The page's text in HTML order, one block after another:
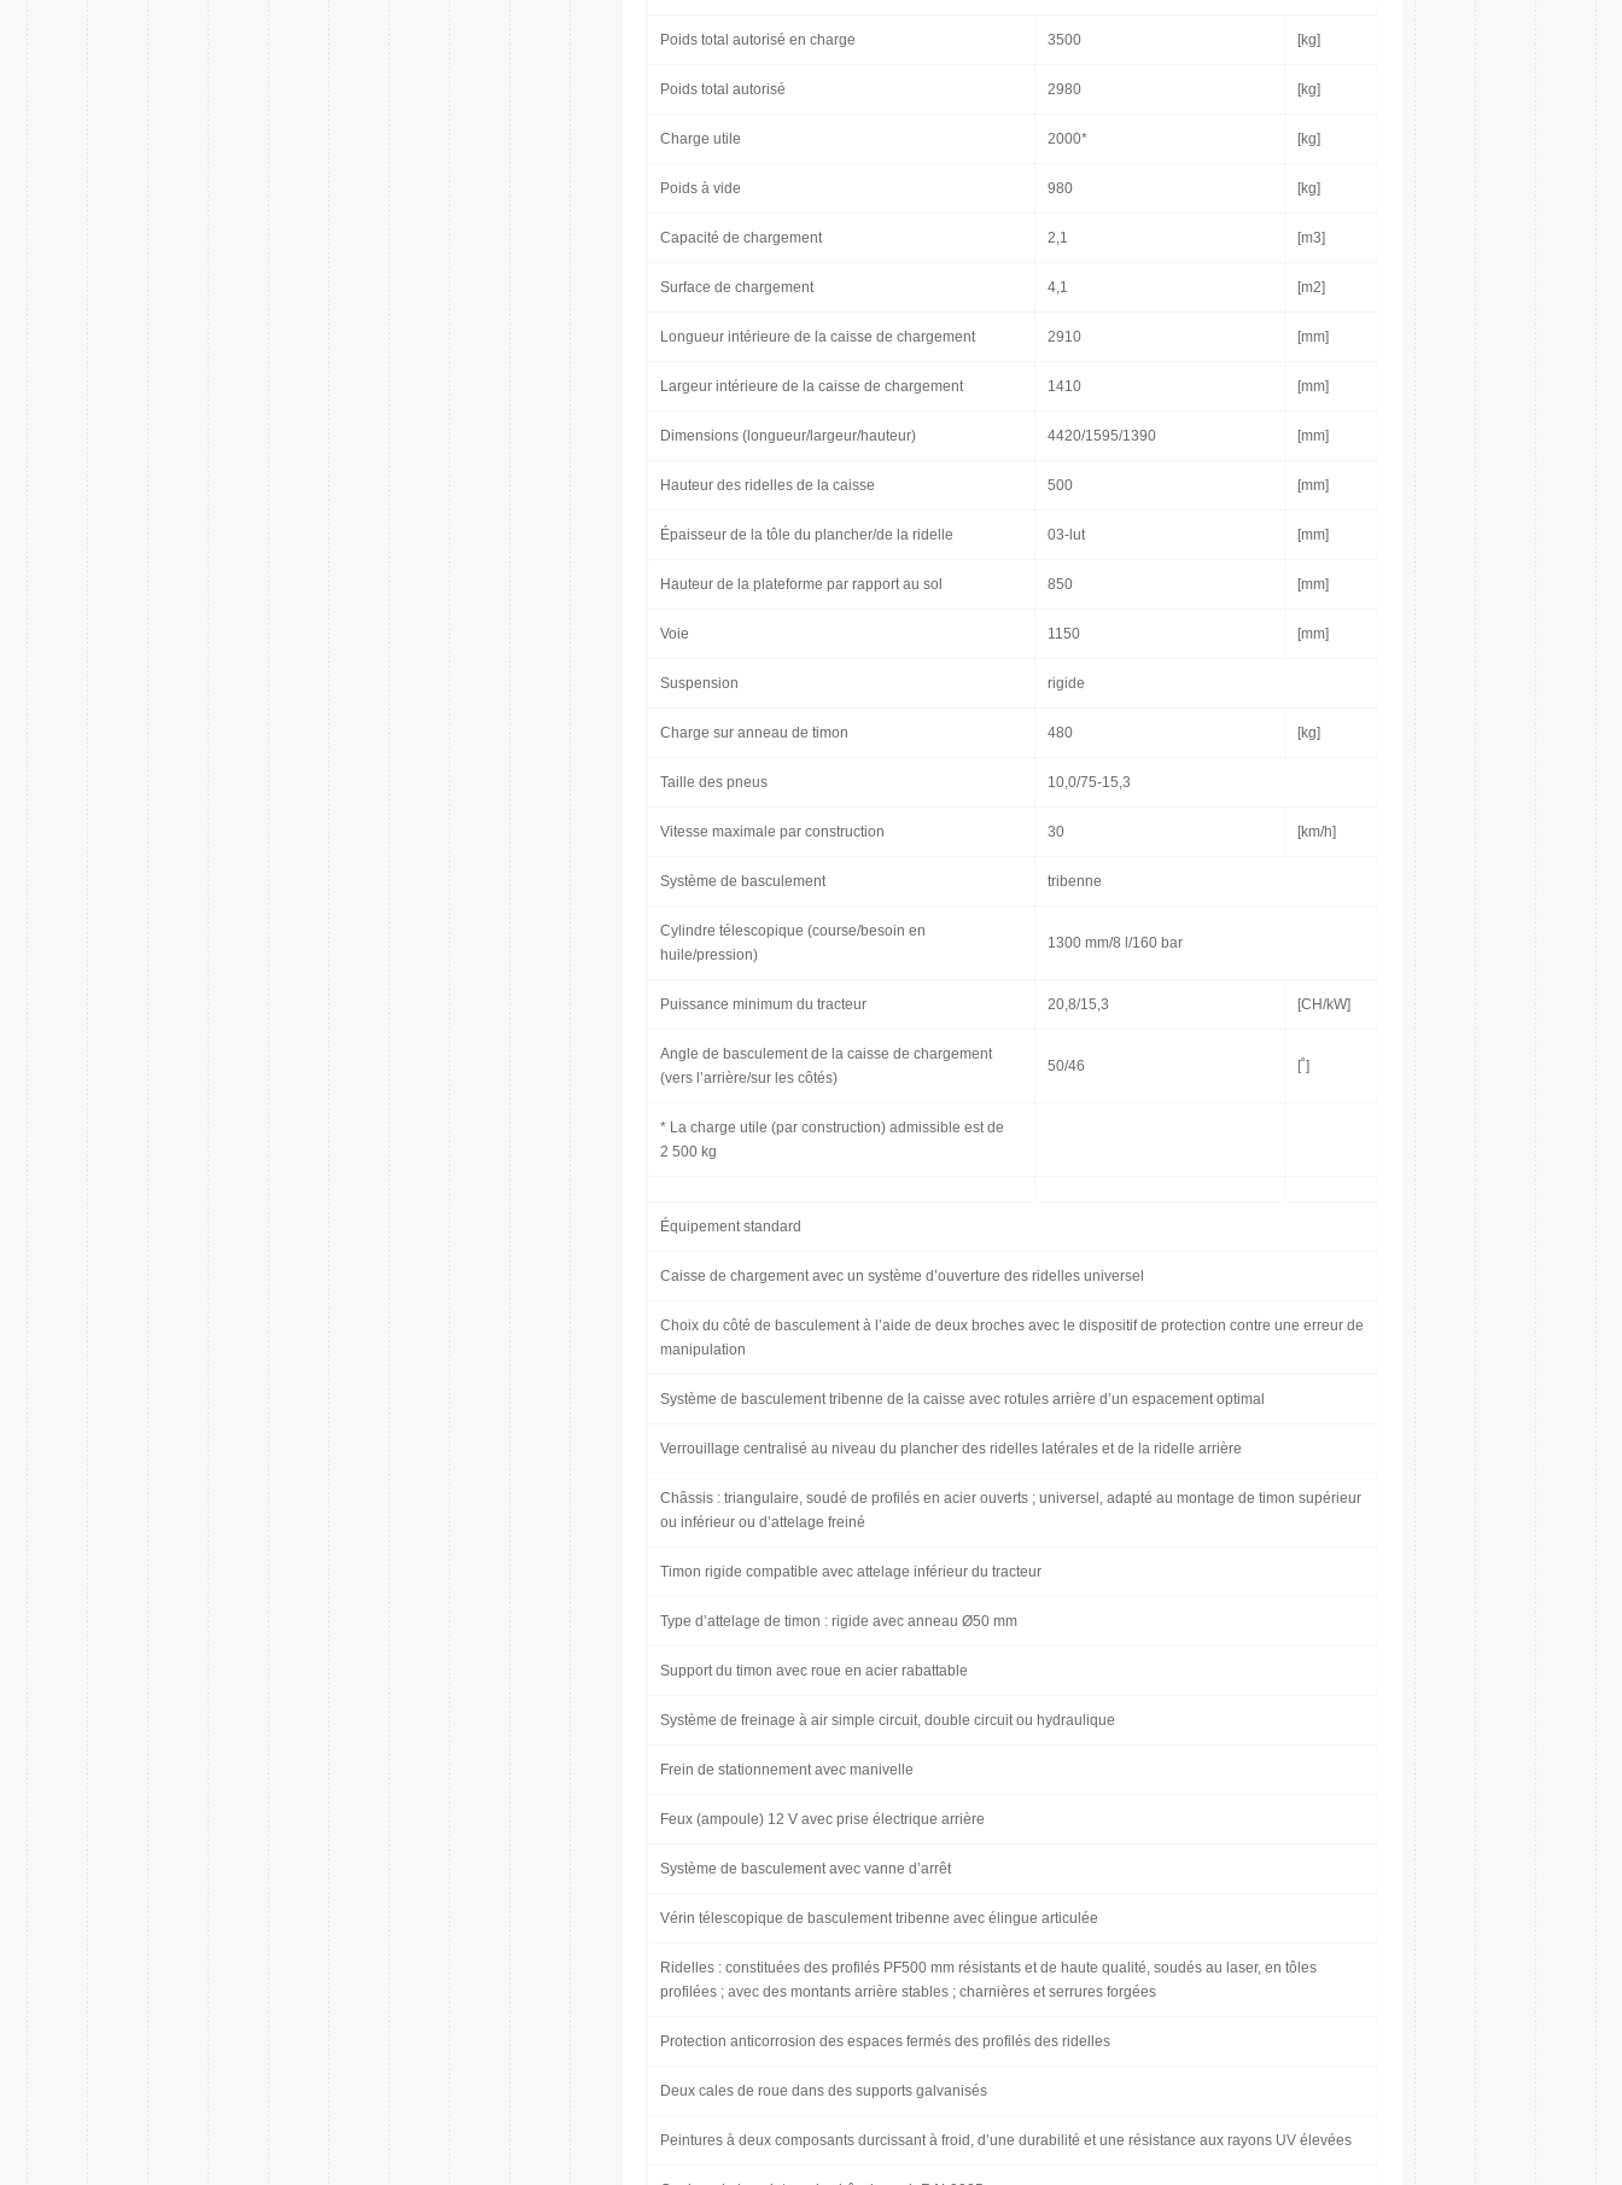
Poids total autorisé en charge 3500 [kg]
Poids total autorisé 2980 [kg]
Charge utile 2000* [kg]
Poids à vide 980 [kg]
Capacité de chargement 2,1 [m3]
Surface de chargement 4,1 [m2]
Longueur intérieure de la caisse de chargement 2910 [mm]
Largeur intérieure de la caisse de chargement 1410 [mm]
Dimensions (longueur/largeur/hauteur) 4420/1595/1390 [mm]
Hauteur des ridelles de la caisse 500 [mm]
Épaisseur de la tôle du plancher/de la ridelle 03-lut [mm]
Hauteur de la plateforme par rapport au sol 850 [mm]
Voie 1150 [mm]
Suspension rigide
Charge sur anneau de timon 480 [kg]
Taille des pneus 10,0/75-15,3
Vitesse maximale par construction 30 [km/h]
Système de basculement tribenne
Cylindre télescopique (course/besoin en
huile/pression)
1300 mm/8 l/160 bar
Puissance minimum du tracteur 20,8/15,3 [CH/kW]
Angle de basculement de la caisse de chargement
(vers l’arrière/sur les côtés)
50/46 [˚]
* La charge utile (par construction) admissible est de
2 500 kg
Équipement standard
Caisse de chargement avec un système d’ouverture des ridelles universel
Choix du côté de basculement à l’aide de deux broches avec le dispositif de protection contre une erreur de
manipulation
Système de basculement tribenne de la caisse avec rotules arrière d’un espacement optimal
Verrouillage centralisé au niveau du plancher des ridelles latérales et de la ridelle arrière
Châssis : triangulaire, soudé de profilés en acier ouverts ; universel, adapté au montage de timon supérieur
ou inférieur ou d’attelage freiné
Timon rigide compatible avec attelage inférieur du tracteur
Type d’attelage de timon : rigide avec anneau Ø50 mm
Support du timon avec roue en acier rabattable
Système de freinage à air simple circuit, double circuit ou hydraulique
Frein de stationnement avec manivelle
Feux (ampoule) 12 V avec prise électrique arrière
Système de basculement avec vanne d’arrêt
Vérin télescopique de basculement tribenne avec élingue articulée
Ridelles : constituées des profilés PF500 mm résistants et de haute qualité, soudés au laser, en tôles
profilées ; avec des montants arrière stables ; charnières et serrures forgées
Protection anticorrosion des espaces fermés des profilés des ridelles
Deux cales de roue dans des supports galvanisés
Peintures à deux composants durcissant à froid, d’une durabilité et une résistance aux rayons UV élevées